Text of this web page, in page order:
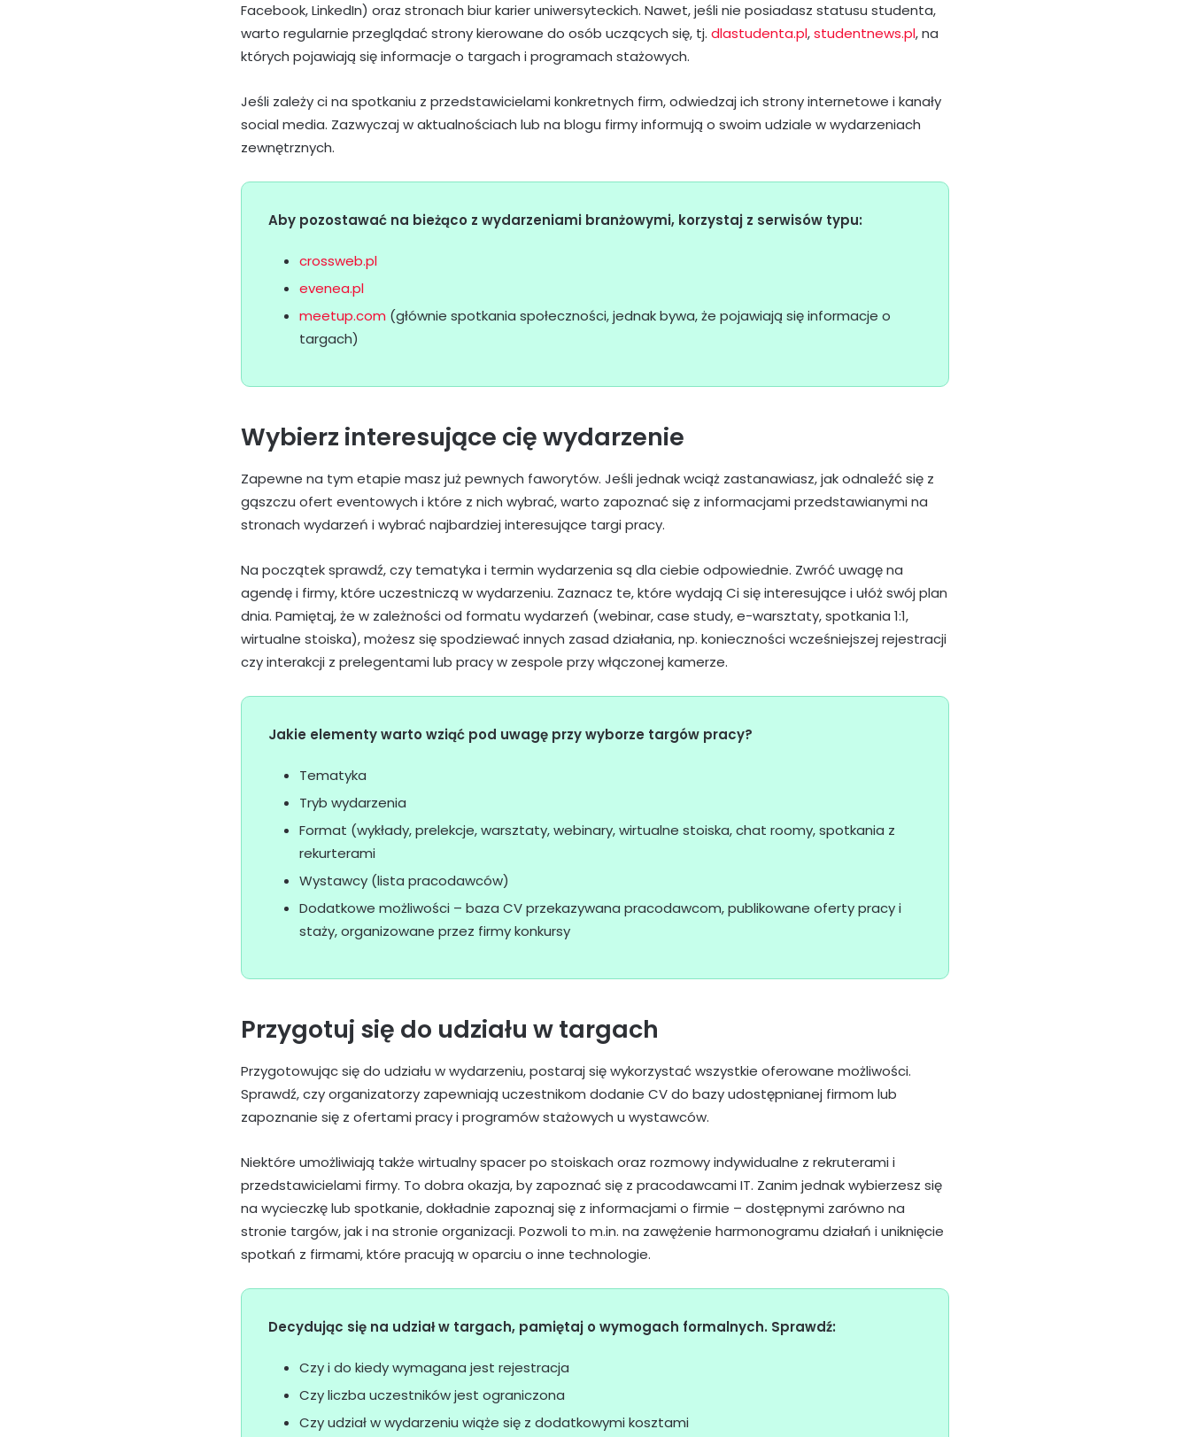
Facebook, LinkedIn) oraz stronach biur karier uniwersyteckich. Nawet, jeśli nie posiadasz statusu studenta,
warto regularnie przeglądać strony kierowane do osób uczących się, tj. dlastudenta.pl,studentnews.pl, na
których pojawiają się informacje o targach i programach stażowych.
Jeśli zależy ci na spotkaniu z przedstawicielami konkretnych firm, odwiedzaj ich strony internetowe i kanały
social media. Zazwyczaj w aktualnościach lub na blogu firmy informują o swoim udziale w wydarzeniach
zewnętrznych.
Aby pozostawać na bieżąco z wydarzeniami branżowymi, korzystaj z serwisów typu:
crossweb.pl
evenea.pl
meetup.com (głównie spotkania społeczności, jednak bywa, że pojawiają się informacje o
targach)
Wybierz interesujące cię wydarzenie
Zapewne na tym etapie masz już pewnych faworytów. Jeśli jednak wciąż zastanawiasz, jak odnaleźć się z
gąszczu ofert eventowych i które z nich wybrać, warto zapoznać się z informacjami przedstawianymi na
stronach wydarzeń i wybrać najbardziej interesujące targi pracy.
Na początek sprawdź, czy tematyka i termin wydarzenia są dla ciebie odpowiednie. Zwróć uwagę na
agendę i firmy, które uczestniczą w wydarzeniu. Zaznacz te, które wydają Ci się interesujące i ułóż swój plan
dnia. Pamiętaj, że w zależności od formatu wydarzeń (webinar, case study, e-warsztaty, spotkania 1:1,
wirtualne stoiska), możesz się spodziewać innych zasad działania, np. konieczności wcześniejszej rejestracji
czy interakcji z prelegentami lub pracy w zespole przy włączonej kamerze.
Jakie elementy warto wziąć pod uwagę przy wyborze targów pracy?
Tematyka
Tryb wydarzenia
Format (wykłady, prelekcje, warsztaty, webinary, wirtualne stoiska, chat roomy, spotkania z
rekurterami
Wystawcy (lista pracodawców)
Dodatkowe możliwości – baza CV przekazywana pracodawcom, publikowane oferty pracy i
staży, organizowane przez firmy konkursy
Przygotuj się do udziału w targach
Przygotowując się do udziału w wydarzeniu, postaraj się wykorzystać wszystkie oferowane możliwości.
Sprawdź, czy organizatorzy zapewniają uczestnikom dodanie CV do bazy udostępnianej firmom lub
zapoznanie się z ofertami pracy i programów stażowych u wystawców.
Niektóre umożliwiają także wirtualny spacer po stoiskach oraz rozmowy indywidualne z rekruterami i
przedstawicielami firmy. To dobra okazja, by zapoznać się z pracodawcami IT. Zanim jednak wybierzesz się
na wycieczkę lub spotkanie, dokładnie zapoznaj się z informacjami o firmie – dostępnymi zarówno na
stronie targów, jak i na stronie organizacji. Pozwoli to m.in. na zawężenie harmonogramu działań i uniknięcie
spotkań z firmami, które pracują w oparciu o inne technologie.
Decydując się na udział w targach, pamiętaj o wymogach formalnych. Sprawdź:
Czy i do kiedy wymagana jest rejestracja
Czy liczba uczestników jest ograniczona
Czy udział w wydarzeniu wiąże się z dodatkowymi kosztami